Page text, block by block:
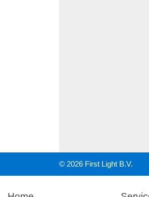
© 2026 First Light B.V.